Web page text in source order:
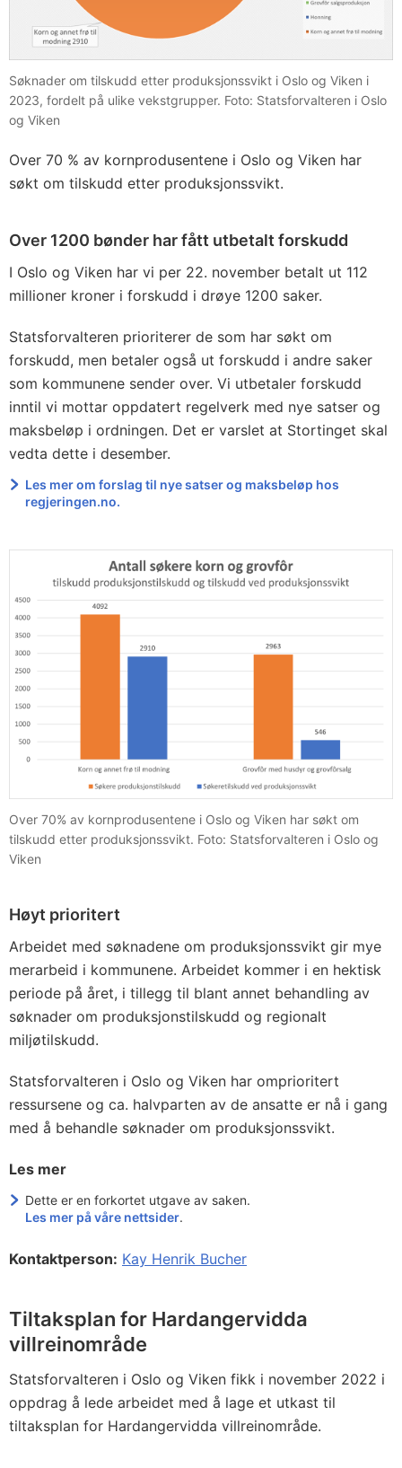
Søknader om tilskudd etter produksjonssvikt i Oslo og Viken i
2023, fordelt på ulike vekstgrupper. Foto: Statsforvalteren i Oslo
og Viken
Over 70 % av kornprodusentene i Oslo og Viken har
søkt om tilskudd etter produksjonssvikt.
Over 1200 bønder har fått utbetalt forskudd
I Oslo og Viken har vi per 22. november betalt ut 112
millioner kroner i forskudd i drøye 1200 saker.
Statsforvalteren prioriterer de som har søkt om
forskudd, men betaler også ut forskudd i andre saker
som kommunene sender over. Vi utbetaler forskudd
inntil vi mottar oppdatert regelverk med nye satser og
maksbeløp i ordningen. Det er varslet at Stortinget skal
vedta dette i desember.
Les mer om forslag til nye satser og maksbeløp hos
regjeringen.no.
Over 70% av kornprodusentene i Oslo og Viken har søkt om
tilskudd etter produksjonssvikt. Foto: Statsforvalteren i Oslo og
Viken
Høyt prioritert
Arbeidet med søknadene om produksjonssvikt gir mye
merarbeid i kommunene. Arbeidet kommer i en hektisk
periode på året, i tillegg til blant annet behandling av
søknader om produksjonstilskudd og regionalt
miljøtilskudd.
Statsforvalteren i Oslo og Viken har omprioritert
ressursene og ca. halvparten av de ansatte er nå i gang
med å behandle søknader om produksjonssvikt.
Les mer
Dette er en forkortet utgave av saken.
Les mer på våre nettsider.
Kontaktperson: Kay Henrik Bucher
Tiltaksplan for Hardangervidda
villreinområde
Statsforvalteren i Oslo og Viken fikk i november 2022 i
oppdrag å lede arbeidet med å lage et utkast til
tiltaksplan for Hardangervidda villreinområde.